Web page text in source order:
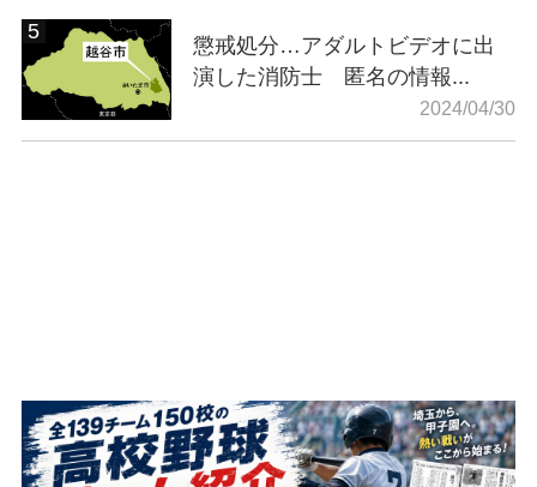
懲戒処分…アダルトビデオに出
演した消防士 匿名の情報...
2024/04/30